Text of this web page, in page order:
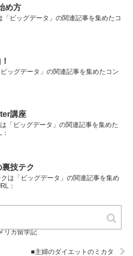
め方
ビッグデータ」の関連記事を集めたコ
ッグデータ」の関連記事を集めたコン
講座
「ビッグデータ」の関連記事を集めた
技テク
は「ビッグデータ」の関連記事を集め
：
リカ留学記
■主婦のダイエットのミカタ